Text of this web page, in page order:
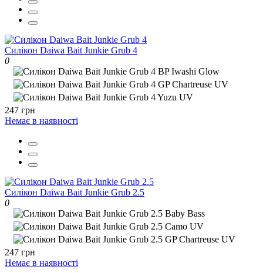
Силікон Daiwa Bait Junkie Grub 4
0
247 грн
Немає в наявності
Силікон Daiwa Bait Junkie Grub 2.5
0
247 грн
Немає в наявності